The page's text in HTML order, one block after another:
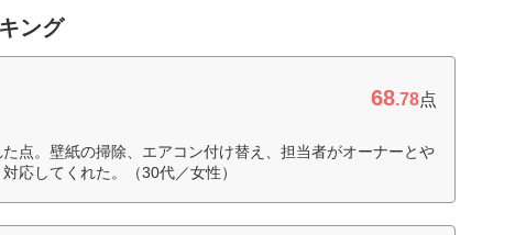
ング
68.78点
点。壁紙の掃除、エアコン付け替え、担当者がオーナーとや
応してくれた。（30代／女性）